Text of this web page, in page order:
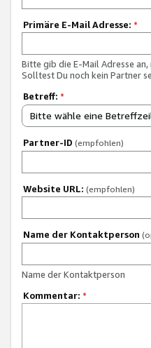
Primäre E-Mail Adresse: *
Bitte gib die E-Mail Adresse
Solltest Du noch kein Partner
Betreff: *
Bitte wähle eine
Partner-ID (empfohlen)
Website URL: (empfohlen)
Name der Kontaktperson
Name der Kontaktperson
Kommentar: *